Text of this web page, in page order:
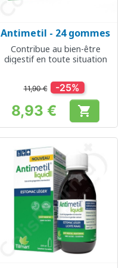
Antimetil - 24 gommes
Contribue au bien-être
digestif en toute situation
11,90 € -25%
Prix
8,93 € 